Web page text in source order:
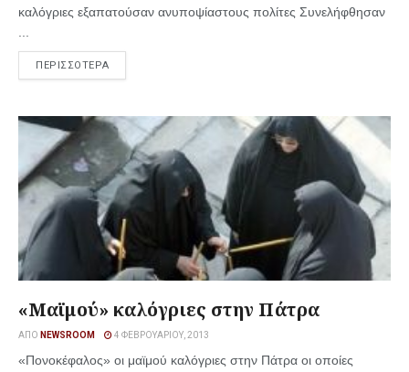
καλόγριες εξαπατούσαν ανυποψίαστους πολίτες Συνελήφθησαν
ΠΕΡΙΣΣΟΤΕΡΑ
«Μαϊμού» καλόγριες στην Πάτρα
ΑΠΌ NEWSROOM 4 ΦΕΒΡΟΥΑΡΊΟΥ, 2013
«Πονοκέφαλος» οι μαϊμού καλόγριες στην Πάτρα οι οποίες